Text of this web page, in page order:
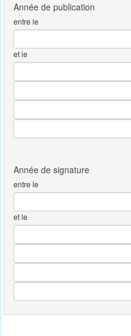
entre le
et le
entre le
et le